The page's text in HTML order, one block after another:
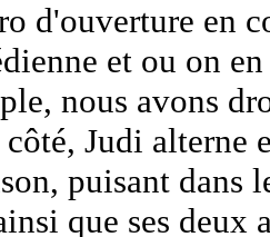
d'ouverture en
et ou on
nous avons
Judi alterne
puisant dans
que ses deux